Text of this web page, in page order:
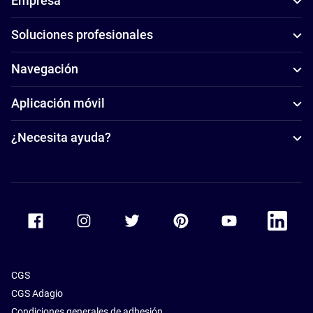
Soluciones profesionales
Navegación
Aplicación móvil
¿Necesita ayuda?
Accor Facebook Accor TwitterAccor PinterestAccor Youtube
Accor
CGS
CGS Adagio